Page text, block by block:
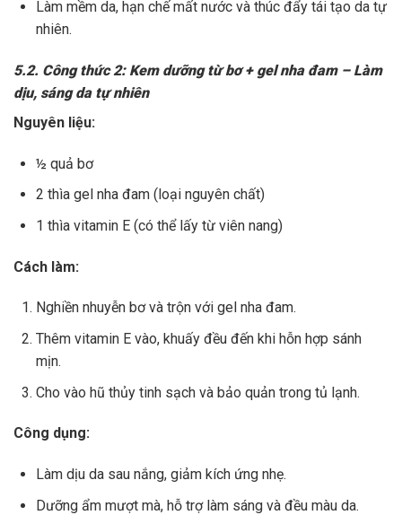
Làm mềm da, hạn chế mất nước và thúc đẩy tái tạo da tự
nhiên.
5.2. Công thức 2: Kem dưỡng từ bơ + gel nha đam – Làm
dịu, sáng da tự nhiên
Nguyên liệu:
½ quả bơ
2 thìa gel nha đam (loại nguyên chất)
1 thìa vitamin E (có thể lấy từ viên nang)
Cách làm:
Nghiền nhuyễn bơ và trộn với gel nha đam.
Thêm vitamin E vào, khuấy đều đến khi hỗn hợp sánh
mịn.
Cho vào hũ thủy tinh sạch và bảo quản trong tủ lạnh.
Công dụng:
Làm dịu da sau nắng, giảm kích ứng nhẹ.
Dưỡng ẩm mượt mà, hỗ trợ làm sáng và đều màu da.